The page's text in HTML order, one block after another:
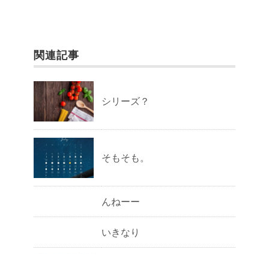
関連記事
シリーズ？
そもそも。
んねーー
いきなり